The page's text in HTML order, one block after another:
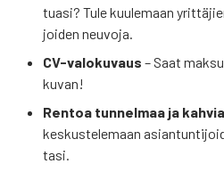
tua­si? Tule kuu­le­maan
joi­den neu­vo­ja.
CV-valo­ku­vaus – Saat
kuvan!
Ren­toa tun­nel­maa ja kah­via
kes­kus­te­le­maan
ta­si.